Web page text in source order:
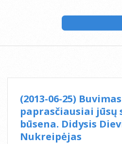
(2013-06-25)
paprasčiausiai jūsų
būsena. Didysis
Nukreipėjas